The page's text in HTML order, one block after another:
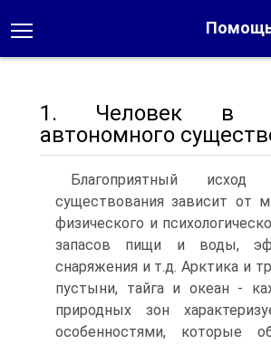
1. Человек в
автономного
Благоприятный исход
существования зависит от
физического и
запасов пищи и воды,
снаряжения и т.д. Арктика и
пустыни, тайга и океан -
природных зон
особенностями, которые